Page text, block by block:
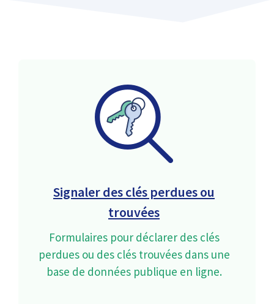
Signaler des clés perdues ou
trouvées
Formulaires pour déclarer des clés
perdues ou des clés trouvées dans une
base de données publique en ligne.